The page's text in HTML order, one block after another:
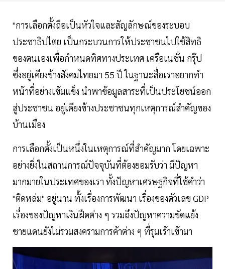
"การเลือกตั้งถือเป็นหัวใจและสัญลักษณ์ของระบอบ
ประชาธิปไตย เป็นกระบวนการให้ประชาชนไปใช้สิทธิ
ของตนเองเพื่อกำหนดทิศทางประเทศ เครือเนชั่น กรุ๊ป
ซึ่งอยู่เคียงข้างสังคมไทยมา 55 ปี ในฐานะสื่อเราอยากทำ
หน้าที่อย่างเข้มแข็ง นำพาข้อมูลสาระที่เป็นประโยชน์ออก
สู่ประชาชน อยู่เคียงข้างประชาชนทุกเหตุการณ์สำคัญของ
บ้านเมือง
การเลือกตั้งเป็นหนึ่งในเหตุการณ์ที่สำคัญมาก โดยเฉพาะ
อย่างยิ่งในสถานการณ์ปัจจุบันที่ต้องยอมรับว่า มีปัญหา
มากมายในประเทศของเรา ทั้งปัญหาเศรษฐกิจที่ใช้คำว่า
"ติดหล่ม" อยู่นาน ทั้งเรื่องการพัฒนา เรื่องของตัวเลข GDP
เรื่องของปัญหาเงินฝืดต่าง ๆ รวมถึงปัญหาความขัดแย้ง
ชายแดนยังไม่รวมสงครามการค้าต่าง ๆ ที่รุมเร้าเข้ามา